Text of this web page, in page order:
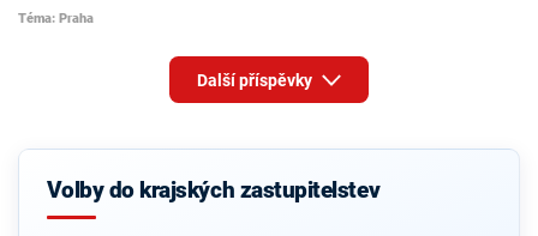
Téma: Praha
Další příspěvky
Volby do krajských zastupitelstev